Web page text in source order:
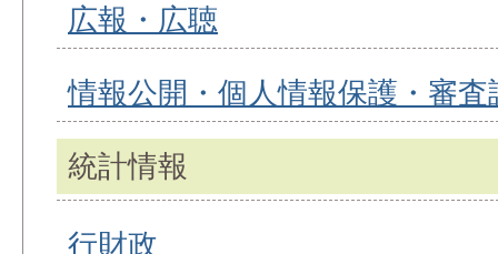
広報・広聴
情報公開・個人情報保護・審査
統計情報
行財政